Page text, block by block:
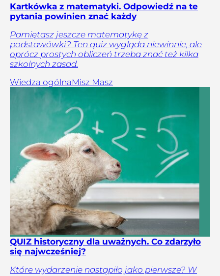
Kartkówka z matematyki. Odpowiedź na te
pytania powinien znać każdy
Pamiętasz jeszcze matematykę z
podstawówki? Ten quiz wygląda niewinnie, ale
oprócz prostych obliczeń trzeba znać też kilka
szkolnych zasad.
Wiedza ogólnaMisz Masz
QUIZ historyczny dla uważnych. Co zdarzyło
się najwcześniej?
Które wydarzenie nastąpiło jako pierwsze? W